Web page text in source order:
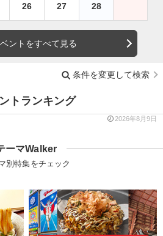
26 27 28
ントをすべて見る
条件を変更して検索
トランキング
2026年8月9日
ーマWalker
別特集をチェック